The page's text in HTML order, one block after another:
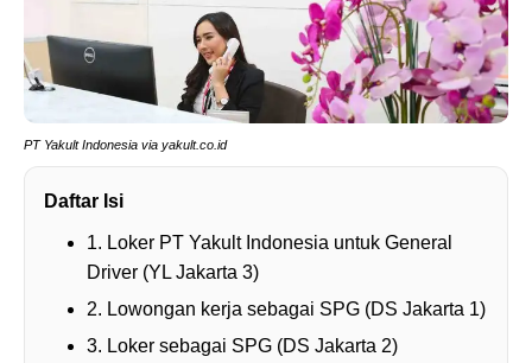
PT Yakult Indonesia via yakult.co.id
Daftar Isi
1. Loker PT Yakult Indonesia untuk General
Driver (YL Jakarta 3)
2. Lowongan kerja sebagai SPG (DS Jakarta 1)
3. Loker sebagai SPG (DS Jakarta 2)